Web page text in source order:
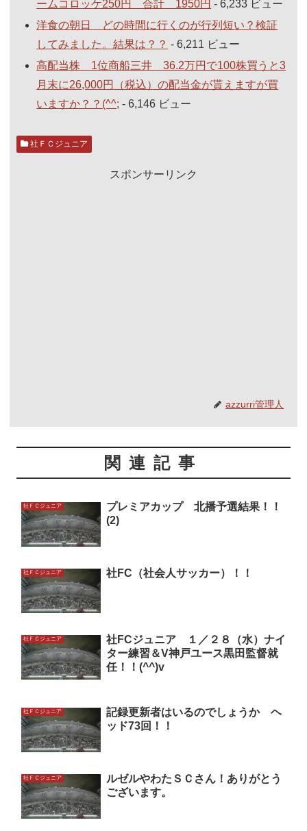
ームコロッケ250円 合計 1950円 - 6,233 ビュー
洋食の朝日 どの時間に行くのが行列短い？検証
してみました。結果は？？ - 6,211 ビュー
高配当株 1位商船三井 36.2万円で100株買うと3
月末に26,000円（税込）の配当金が貰えますが買
いますか？？(^^; - 6,146 ビュー
社ＦＣジュニア
スポンサーリンク
azzurri管理人
関連記事
社ＦＣジュニア
プレミアカップ 北播予選結果！！
(2)
社ＦＣジュニア 社FC（社会人サッカー）！！
社ＦＣジュニア
社FCジュニア １／２８（水）ナイ
ター練習＆V神戸ユース黒田監督就
任！！(^^)v
社ＦＣジュニア
記録更新者はいるのでしょうか ヘ
ッド73回！！
社ＦＣジュニア
ルゼルやわたＳＣさん！ありがとう
ございます。